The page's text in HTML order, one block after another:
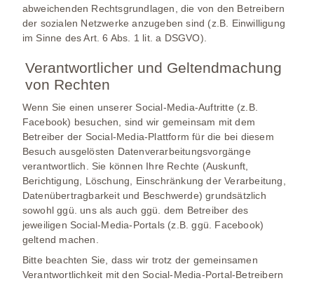
abweichenden Rechtsgrundlagen, die von den Betreibern
der sozialen Netzwerke anzugeben sind (z.B. Einwilligung
im Sinne des Art. 6 Abs. 1 lit. a DSGVO).
Verantwortlicher und Geltendmachung
von Rechten
Wenn Sie einen unserer Social-Media-Auftritte (z.B.
Facebook) besuchen, sind wir gemeinsam mit dem
Betreiber der Social-Media-Plattform für die bei diesem
Besuch ausgelösten Datenverarbeitungsvorgänge
verantwortlich. Sie können Ihre Rechte (Auskunft,
Berichtigung, Löschung, Einschränkung der Verarbeitung,
Datenübertragbarkeit und Beschwerde) grundsätzlich
sowohl ggü. uns als auch ggü. dem Betreiber des
jeweiligen Social-Media-Portals (z.B. ggü. Facebook)
geltend machen.
Bitte beachten Sie, dass wir trotz der gemeinsamen
Verantwortlichkeit mit den Social-Media-Portal-Betreibern